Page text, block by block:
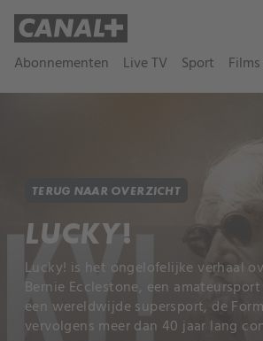
Abonnementen Live TV Sport
TERUG NAAR OVERZICHT
LUCKY!
Lucky! is het ongelofelijke verhaal
Bernie Ecclestone, een
een wereldwijde supersport, de
vervolgens meer dan 40 jaar lang